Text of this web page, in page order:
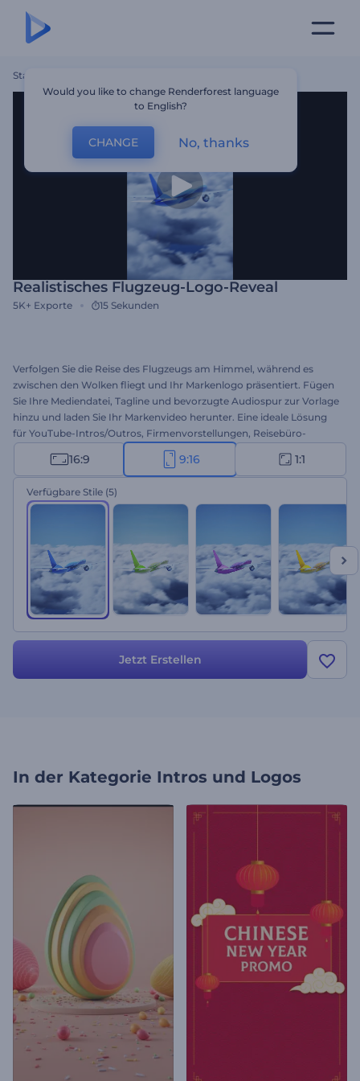
Startseite
Realistisches Flugzeug-Logo-Reveal
5K+ Exporte 15 Sekunden
Verfolgen Sie die Reise des Flugzeugs am Himmel, während es
zwischen den Wolken fliegt und Ihr Markenlogo präsentiert. Fügen
Sie Ihre Mediendatei, Tagline und bevorzugte Audiospur zur Vorlage
hinzu und laden Sie Ihr Markenvideo herunter. Eine ideale Lösung
für YouTube-Intros/Outros, Firmenvorstellungen, Reisebüro-
Promos und vieles mehr. Holen Sie sich jetzt Ihr realistisches Logo-
16:9 9:16 1:1
Verfügbare Stile (5)
Jetzt Erstellen
In der Kategorie Intros und Logos
Would you like to change Renderforest language
to English?
CHANGE No, thanks